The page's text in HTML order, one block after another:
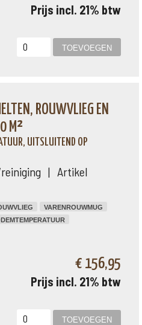
Prijs incl. 21% btw
ROUWVLIEG EN
M²
UITSLUITEND OP
reiniging | Artikel
VARENROUWMUG
€ 156,95
Prijs incl. 21% btw